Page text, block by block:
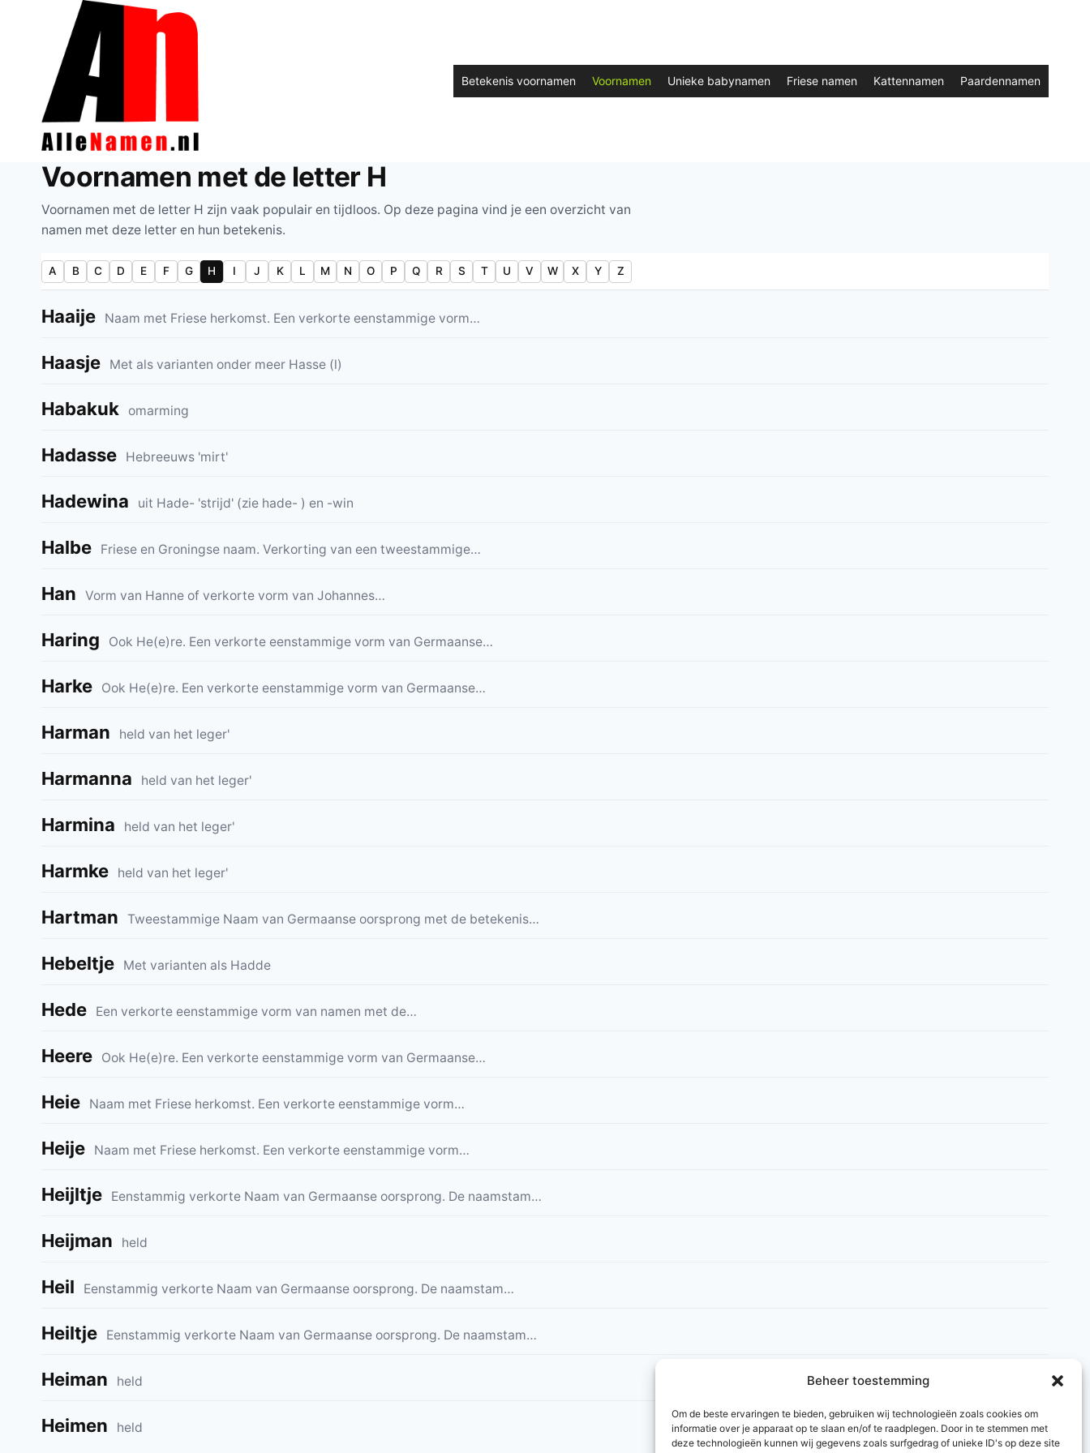
Beheer toestemming
Om de beste ervaringen te bieden, gebruiken wij technologieën zoals cookies om
informatie over je apparaat op te slaan en/of te raadplegen. Door in te stemmen met
deze technologieën kunnen wij gegevens zoals surfgedrag of unieke ID's op deze site
Betekenis voornamen Voornamen Unieke babynamen Friese namen Kattennamen Paardennamen
Voornamen met de letter H
Voornamen met de letter H zijn vaak populair en tijdloos. Op deze pagina vind je een overzicht van
namen met deze letter en hun betekenis.
A B C D E F G H I J K L M N O P Q R S T U V W X Y Z
Haaije Naam met Friese herkomst. Een verkorte eenstammige vorm…
Haasje Met als varianten onder meer Hasse (l)
Habakuk omarming
Hadasse Hebreeuws 'mirt'
Hadewina uit Hade- 'strijd' (zie hade- ) en -win
Halbe Friese en Groningse naam. Verkorting van een tweestammige…
Han Vorm van Hanne of verkorte vorm van Johannes…
Haring Ook He(e)re. Een verkorte eenstammige vorm van Germaanse…
Harke Ook He(e)re. Een verkorte eenstammige vorm van Germaanse…
Harman held van het leger'
Harmanna held van het leger'
Harmina held van het leger'
Harmke held van het leger'
Hartman Tweestammige Naam van Germaanse oorsprong met de betekenis…
Hebeltje Met varianten als Hadde
Hede Een verkorte eenstammige vorm van namen met de…
Heere Ook He(e)re. Een verkorte eenstammige vorm van Germaanse…
Heie Naam met Friese herkomst. Een verkorte eenstammige vorm…
Heije Naam met Friese herkomst. Een verkorte eenstammige vorm…
Heijltje Eenstammig verkorte Naam van Germaanse oorsprong. De naamstam…
Heijman held
Heil Eenstammig verkorte Naam van Germaanse oorsprong. De naamstam…
Heiltje Eenstammig verkorte Naam van Germaanse oorsprong. De naamstam…
Heiman held
Heimen held